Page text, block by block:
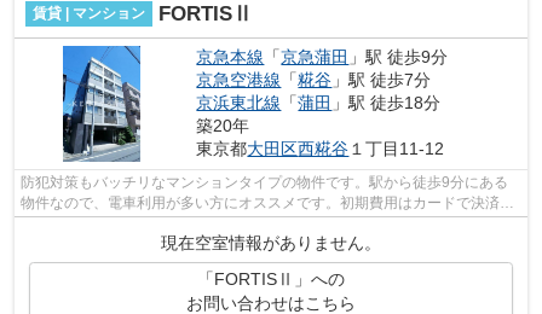
賃貸 | マンション FORTISⅡ
京急本線 「京急蒲田 」駅 徒歩9分
京急空港線 「糀谷 」駅 徒歩7分
京浜東北線 「蒲田 」駅 徒歩18分
築20年
東京都大田区西糀谷１丁目11-12
防犯対策もバッチリなマンションタイプの物件です。駅から徒歩9分にある
物件なので、電車利用が多い方にオススメです。初期費用はカードで決済い
現在空室情報がありません。
「FORTISⅡ」への
お問い合わせはこちら